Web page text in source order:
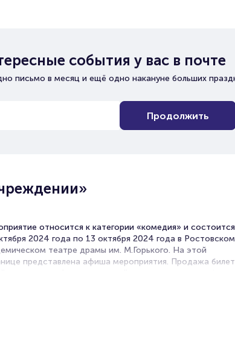
события у вас в почте
письмо в месяц и ещё одно накануне больших
Продолжить
относится к категории «комедия» и
2024 года по 13 октября 2024 года в Ростовском
театре драмы им. М.Горького. На этой
представлена афиша мероприятия. Продажа